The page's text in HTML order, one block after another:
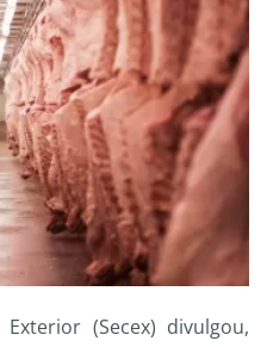
(Secex) divulgou,